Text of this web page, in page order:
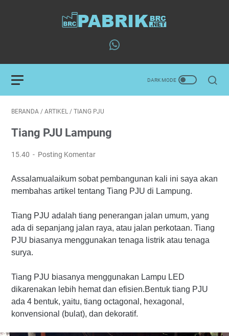
BERANDA / ARTIKEL / TIANG PJU
Tiang PJU Lampung
15.40 Posting Komentar
Assalamualaikum sobat pembangunan kali ini saya akan
membahas artikel tentang Tiang PJU di Lampung.
Tiang PJU adalah tiang penerangan jalan umum, yang
ada di sepanjang jalan raya, atau jalan perkotaan. Tiang
PJU biasanya menggunakan tenaga listrik atau tenaga
surya.
Tiang PJU biasanya menggunakan Lampu LED
dikarenakan lebih hemat dan efisien.Bentuk tiang PJU
ada 4 bentuk, yaitu, tiang octagonal, hexagonal,
konvensional (bulat), dan dekoratif.